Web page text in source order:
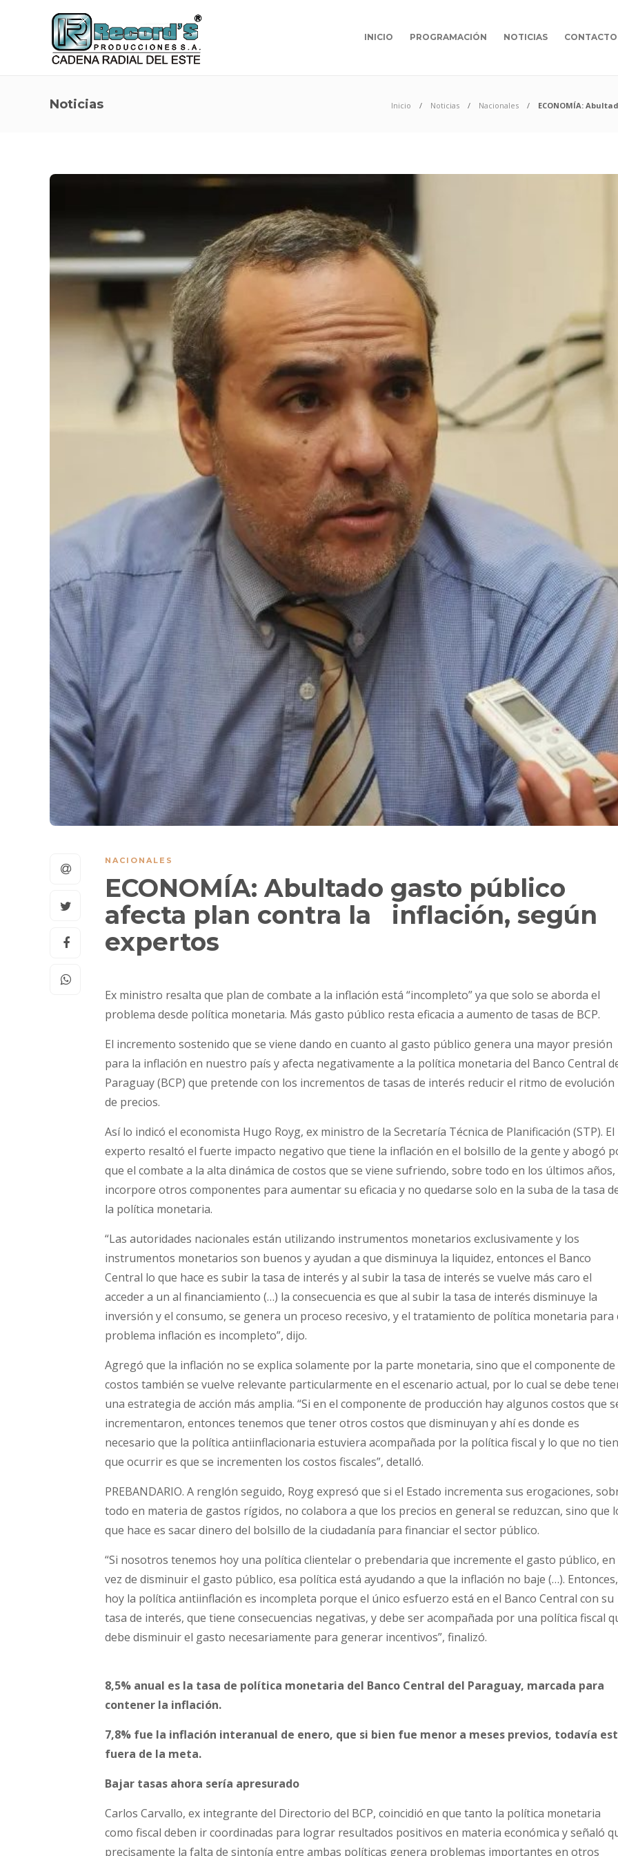
INICIO PROGRAMACIÓN NOTICIAS CONTACTO
Noticias Inicio Noticias Nacionales ECONOMÍA:
NACIONALES
ECONOMÍA: Abultado gasto público
afecta plan contra la inflación, según
expertos
Ex ministro resalta que plan de combate a la inflación está “incompleto” ya que solo se aborda el
problema desde política monetaria. Más gasto público resta eficacia a aumento de tasas de BCP.
El incremento sostenido que se viene dando en cuanto al gasto público genera una mayor presión
para la inflación en nuestro país y afecta negativamente a la política monetaria del Banco Central
Paraguay (BCP) que pretende con los incrementos de tasas de interés reducir el ritmo de evolución
de precios.
Así lo indicó el economista Hugo Royg, ex ministro de la Secretaría Técnica de Planificación (STP). El
experto resaltó el fuerte impacto negativo que tiene la inflación en el bolsillo de la gente y abogó
que el combate a la alta dinámica de costos que se viene sufriendo, sobre todo en los últimos años,
incorpore otros componentes para aumentar su eficacia y no quedarse solo en la suba de la tasa
la política monetaria.
“Las autoridades nacionales están utilizando instrumentos monetarios exclusivamente y los
instrumentos monetarios son buenos y ayudan a que disminuya la liquidez, entonces el Banco
Central lo que hace es subir la tasa de interés y al subir la tasa de interés se vuelve más caro el
acceder a un al financiamiento (…) la consecuencia es que al subir la tasa de interés disminuye la
inversión y el consumo, se genera un proceso recesivo, y el tratamiento de política monetaria para
problema inflación es incompleto”, dijo.
Agregó que la inflación no se explica solamente por la parte monetaria, sino que el componente de
costos también se vuelve relevante particularmente en el escenario actual, por lo cual se debe
una estrategia de acción más amplia. “Si en el componente de producción hay algunos costos que
incrementaron, entonces tenemos que tener otros costos que disminuyan y ahí es donde es
necesario que la política antiinflacionaria estuviera acompañada por la política fiscal y lo que no
que ocurrir es que se incrementen los costos fiscales”, detalló.
PREBANDARIO. A renglón seguido, Royg expresó que si el Estado incrementa sus erogaciones,
todo en materia de gastos rígidos, no colabora a que los precios en general se reduzcan, sino que
que hace es sacar dinero del bolsillo de la ciudadanía para financiar el sector público.
“Si nosotros tenemos hoy una política clientelar o prebendaria que incremente el gasto público, en
vez de disminuir el gasto público, esa política está ayudando a que la inflación no baje (…). Entonces,
hoy la política antiinflación es incompleta porque el único esfuerzo está en el Banco Central con su
tasa de interés, que tiene consecuencias negativas, y debe ser acompañada por una política fiscal
debe disminuir el gasto necesariamente para generar incentivos”, finalizó.
8,5% anual es la tasa de política monetaria del Banco Central del Paraguay, marcada para
contener la inflación.
7,8% fue la inflación interanual de enero, que si bien fue menor a meses previos, todavía
fuera de la meta.
Bajar tasas ahora sería apresurado
Carlos Carvallo, ex integrante del Directorio del BCP, coincidió en que tanto la política monetaria
como fiscal deben ir coordinadas para lograr resultados positivos en materia económica y señaló
precisamente la falta de sintonía entre ambas políticas genera problemas importantes en otros